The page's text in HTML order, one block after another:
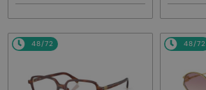
48/72 48/72